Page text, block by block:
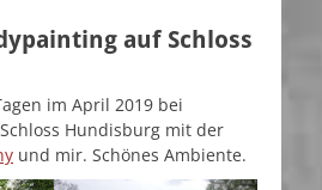
auf Schloss
im April 2019 bei
Hundisburg mit der
und mir. Schönes Ambiente.